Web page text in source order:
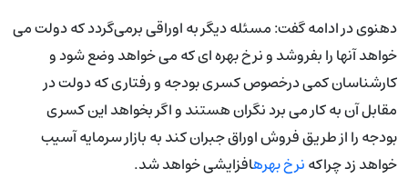
دهنوی در ادامه گفت: مسئله دیگر به اوراقی برمی‌گردد که دولت می
خواهد آنها را بفروشد و نرخ بهره ای که می خواهد وضع شود و
کارشناسان کمی درخصوص کسری بودجه و رفتاری که دولت در
مقابل آن به کار می برد نگران هستند و اگر بخواهد این کسری
بودجه را از طریق فروش اوراق جبران کند به بازار سرمایه آسیب
خواهد زد چراکهنرخ بهرهافزایشی خواهد شد.